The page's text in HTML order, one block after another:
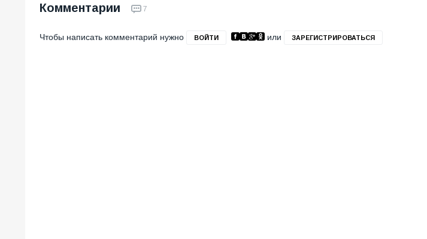
Комментарии 7
Чтобы написать комментарий нужно ВОЙТИ или ЗАРЕГИСТРИРОВАТЬСЯ